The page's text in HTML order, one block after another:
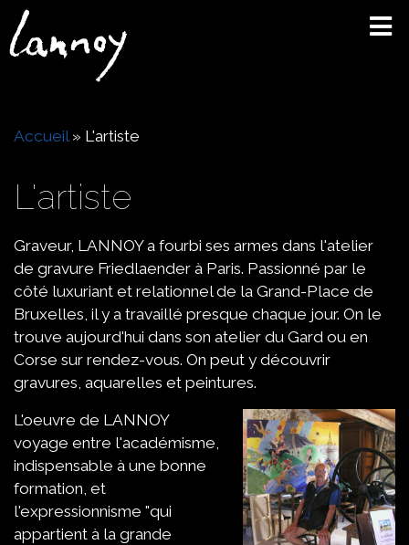
Aller
au
contenu
Fil
Accueil L'artiste
L'artiste
Graveur, LANNOY a fourbi ses armes dans l'atelier
de gravure Friedlaender à Paris. Passionné par le
côté luxuriant et relationnel de la Grand-Place de
Bruxelles, il y a travaillé presque chaque jour. On le
trouve aujourd'hui dans son atelier du Gard ou en
Corse sur rendez-vous. On peut y découvrir
gravures, aquarelles et peintures.
L'oeuvre de LANNOY
voyage entre l'académisme,
indispensable à une bonne
formation, et
l'expressionnisme "qui
appartient à la grande